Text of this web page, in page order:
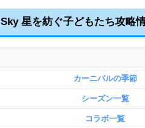
Sky 星を紡ぐ子どもたち攻略
カーニバルの季節
シーズン一覧
コラボ一覧